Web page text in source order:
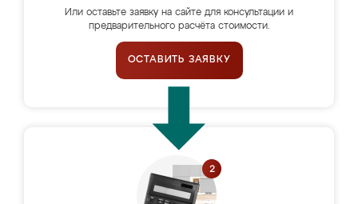
Или оставьте заявку на сайте для консультации и
предварительного расчёта стоимости.
ОСТАВИТЬ ЗАЯВКУ